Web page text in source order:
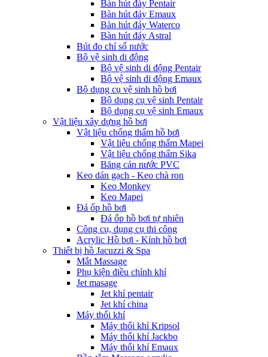
Bàn hút đáy Pentair
Bàn hút đáy Emaux
Bàn hút đáy Waterco
Bàn hút đáy Astral
Bút đo chỉ số nước
Bộ vệ sinh di động
Bộ vệ sinh di động Pentair
Bộ vệ sinh di động Emaux
Bộ dụng cụ vệ sinh hồ bơi
Bộ dụng cụ vệ sinh Pentair
Bộ dụng cụ vệ sinh Emaux
Vật liệu xây dựng hồ bơi
Vật liệu chống thấm hồ bơi
Vật liệu chống thấm Mapei
Vật liệu chống thấm Sika
Băng cản nước PVC
Keo dán gạch - Keo chà ron
Keo Monkey
Keo Mapei
Đá ốp hồ bơi
Đá ốp hồ bơi tự nhiên
Công cụ, dụng cụ thi công
Acrylic Hồ bơi - Kính hồ bơi
Thiết bị hồ Jacuzzi & Spa
Mắt Massage
Phụ kiện điều chỉnh khí
Jet masage
Jet khí pentair
Jet khí china
Máy thổi khí
Máy thổi khí Kripsol
Máy thổi khí Jackbo
Máy thổi khí Emaux